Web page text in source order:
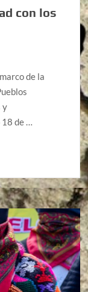
con los
de la
y
18 de …